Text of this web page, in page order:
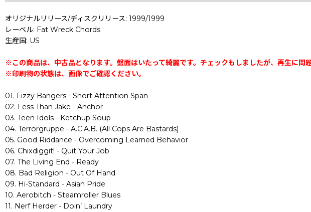
オリジナルリリース/ディスクリリース: 1999/1999
レーベル: Fat Wreck Chords
生産国: US
※この商品は、中古品となります。盤面はいたって綺麗です。チェックもしましたが、再生に問
※印刷物の状態は、画像でご確認ください。
01. Fizzy Bangers - Short Attention Span
02. Less Than Jake - Anchor
03. Teen Idols - Ketchup Soup
04. Terrorgruppe - A.C.A.B. (All Cops Are Bastards)
05. Good Riddance - Overcoming Learned Behavior
06. Chixdiggit! - Quit Your Job
07. The Living End - Ready
08. Bad Religion - Out Of Hand
09. Hi-Standard - Asian Pride
10. Aerobitch - Steamroller Blues
11. Nerf Herder - Doin’ Laundry